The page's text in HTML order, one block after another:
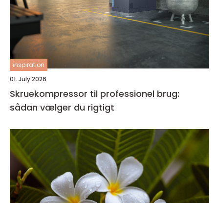
inspiration
01. July 2026
Skruekompressor til professionel brug:
sådan vælger du rigtigt